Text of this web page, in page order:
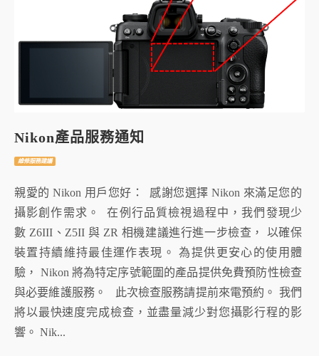
Nikon產品服務通知
維修服務建議
親愛的 Nikon 用戶您好： 感謝您選擇 Nikon 來滿足您的
攝影創作需求。 在例行品質檢視過程中，我們發現少
數 Z6III、Z5II 與 ZR 相機建議進行進一步檢查， 以確保
裝置持續維持最佳運作表現。 為提供更安心的使用體
驗， Nikon 將為特定序號範圍的產品提供免費預防性檢查
與必要維護服務。 此次檢查服務請提前來電預約。 我們
將以最快速度完成檢查，並盡量減少對您攝影行程的影
響。 Nik...